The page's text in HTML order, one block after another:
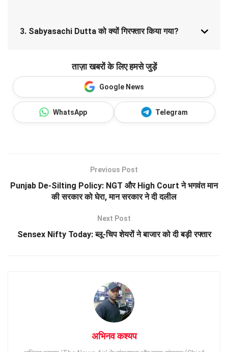
3. Sabyasachi Dutta को क्यों गिरफ्तार किया गया?
ताज़ा खबरों के लिए हमसे जुड़ें
Google News
WhatsApp Telegram
Previous Post
Punjab De-Silting Policy: NGT और High Court ने भगवंत मान
की सरकार को घेरा, मान सरकार ने दी दलील
Next Post
Sensex Nifty Today: ब्लू-चिप शेयरों ने बाजार को दी बड़ी रफ्तार
अभिनव कश्यप